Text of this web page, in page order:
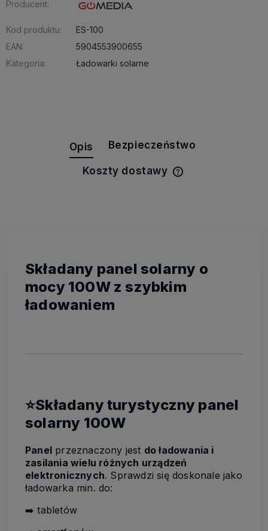
Producent:
Kod produktu:
ES-100
EAN:
5904553900655
Kategoria:
Ładowarki solarne
Opis Bezpieczeństwo
Koszty dostawy
Składany panel solarny o
mocy 100W z szybkim
ładowaniem
⭐Składany turystyczny panel
solarny 100W
Panel przeznaczony jest do ładowania i
zasilania wielu różnych urządzeń
elektronicznych. Sprawdzi się doskonale jako
ładowarka min. do:
➡️ tabletów